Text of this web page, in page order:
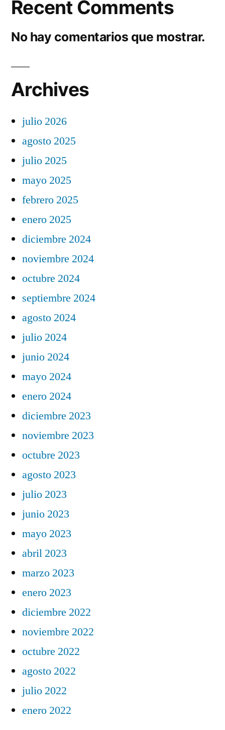
Recent Comments
No hay comentarios que mostrar.
Archives
julio 2026
agosto 2025
julio 2025
mayo 2025
febrero 2025
enero 2025
diciembre 2024
noviembre 2024
octubre 2024
septiembre 2024
agosto 2024
julio 2024
junio 2024
mayo 2024
enero 2024
diciembre 2023
noviembre 2023
octubre 2023
agosto 2023
julio 2023
junio 2023
mayo 2023
abril 2023
marzo 2023
enero 2023
diciembre 2022
noviembre 2022
octubre 2022
agosto 2022
julio 2022
enero 2022